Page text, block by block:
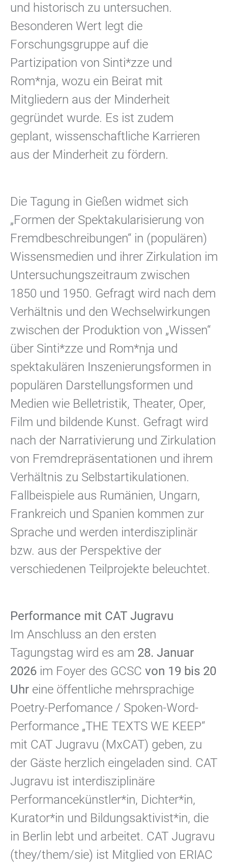
und historisch zu untersuchen.
Besonderen Wert legt die
Forschungsgruppe auf die
Partizipation von Sinti*zze und
Rom*nja, wozu ein Beirat mit
Mitgliedern aus der Minderheit
gegründet wurde. Es ist zudem
geplant, wissenschaftliche Karrieren
aus der Minderheit zu fördern.
Die Tagung in Gießen widmet sich
„Formen der Spektakularisierung von
Fremdbeschreibungen“ in (populären)
Wissensmedien und ihrer Zirkulation im
Untersuchungszeitraum zwischen
1850 und 1950. Gefragt wird nach dem
Verhältnis und den Wechselwirkungen
zwischen der Produktion von „Wissen“
über Sinti*zze und Rom*nja und
spektakulären Inszenierungsformen in
populären Darstellungsformen und
Medien wie Belletristik, Theater, Oper,
Film und bildende Kunst. Gefragt wird
nach der Narrativierung und Zirkulation
von Fremdrepräsentationen und ihrem
Verhältnis zu Selbstartikulationen.
Fallbeispiele aus Rumänien, Ungarn,
Frankreich und Spanien kommen zur
Sprache und werden interdisziplinär
bzw. aus der Perspektive der
verschiedenen Teilprojekte beleuchtet.
Performance mit CAT Jugravu
Im Anschluss an den ersten
Tagungstag wird es am 28. Januar
2026 im Foyer des GCSC von 19 bis 20
Uhr eine öffentliche mehrsprachige
Poetry-Perfomance / Spoken-Word-
Performance „THE TEXTS WE KEEP“
mit CAT Jugravu (MxCAT) geben, zu
der Gäste herzlich eingeladen sind. CAT
Jugravu ist interdisziplinäre
Performancekünstler*in, Dichter*in,
Kurator*in und Bildungsaktivist*in, die
in Berlin lebt und arbeitet. CAT Jugravu
(they/them/sie) ist Mitglied von ERIAC